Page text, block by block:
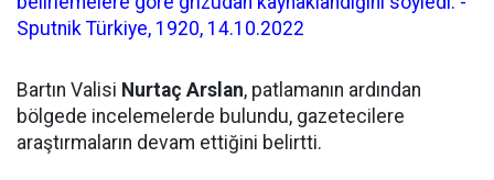
Bartın Valisi Nurtaç Arslan, patlamanın ardından
bölgede incelemelerde bulundu, gazetecilere
araştırmaların devam ettiğini belirtti.